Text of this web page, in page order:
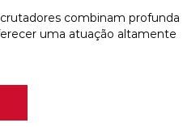
combinam profunda
uma atuação altamente